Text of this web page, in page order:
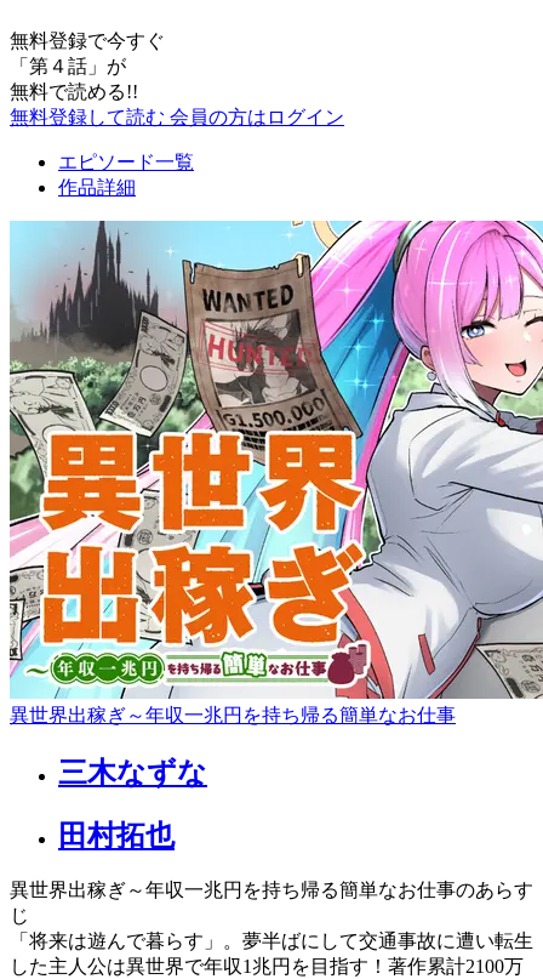
無料登録で今すぐ
「 第４話 」が
無料で読める!!
無料登録して読む 会員の方はログイン
エピソード一覧
作品詳細
異世界出稼ぎ～年収一兆円を持ち帰る簡単なお仕事
三木なずな
田村拓也
異世界出稼ぎ～年収一兆円を持ち帰る簡単なお仕事のあらす
じ
「将来は遊んで暮らす」。夢半ばにして交通事故に遭い転生
した主人公は異世界で年収1兆円を目指す！著作累計2100万